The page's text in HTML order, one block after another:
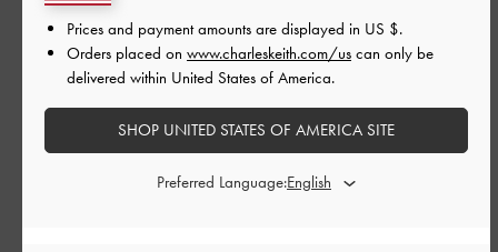
フィルター
並べ替え: 最新
プレゼント
2026-06-17
Prices and payment amounts are displayed in US $.
Orders placed on www.charleskeith.com/us can only be
delivered within United States of America.
SHOP UNITED STATES OF AMERICA SITE
Preferred Language: